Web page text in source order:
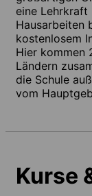
eine
Hausarbeiten
kostenlosem
Hier kommen
Ländern
die Schule
vom
Kurse